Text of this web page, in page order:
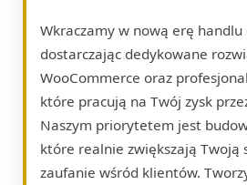
Wkraczamy w nową erę handlu
dostarczając dedykowane
WooCommerce oraz
które pracują na Twój zysk
Naszym priorytetem jest
które realnie zwiększają Twoją
zaufanie wśród klientów.